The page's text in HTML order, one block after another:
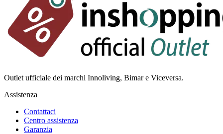
Outlet ufficiale dei marchi Innoliving, Bimar e Viceversa.
Assistenza
Contattaci
Centro assistenza
Garanzia